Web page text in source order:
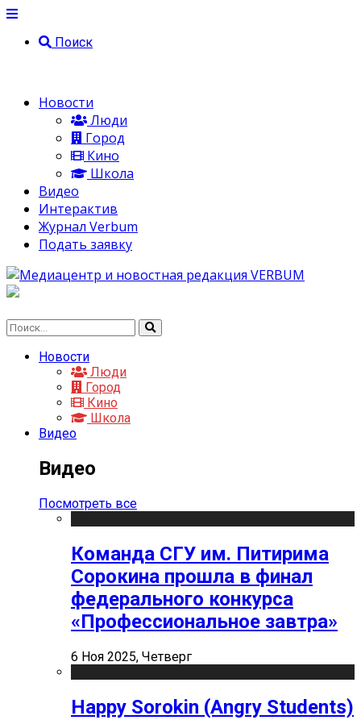
Поиск
Новости
Люди
Город
Кино
Школа
Видео
Интерактив
Журнал Verbum
Подать заявку
Новости
Люди
Город
Кино
Школа
Видео
Видео
Посмотреть все
Команда СГУ им. Питирима
Сорокина прошла в финал
федерального конкурса
«Профессиональное завтра»
6 Ноя 2025, Четверг
Happy Sorokin (Angry Students)